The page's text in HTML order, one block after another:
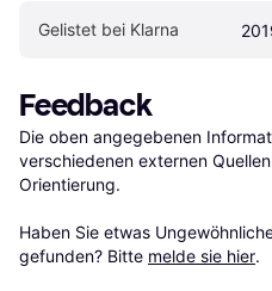
Gelistet bei Klarna
Feedback
Die oben angegebenen
verschiedenen externen
Orientierung.
Haben Sie etwas
gefunden? Bitte melde sie hier.